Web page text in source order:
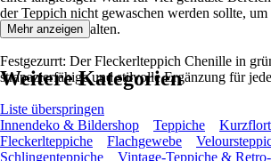
der Teppich nicht gewaschen werden sollte,
Materials zu erhalten.
Festgezurrt: Der Fleckerlteppich Chenille in
strapazierfähige und stilvolle Ergänzung für
Mehr anzeigen
Weitere Kategorien
Liste überspringen
Innendeko & Bildershop
Teppiche
Fleckerlteppiche
Flachgewebe
Schlingenteppiche
Vintage-Teppiche &